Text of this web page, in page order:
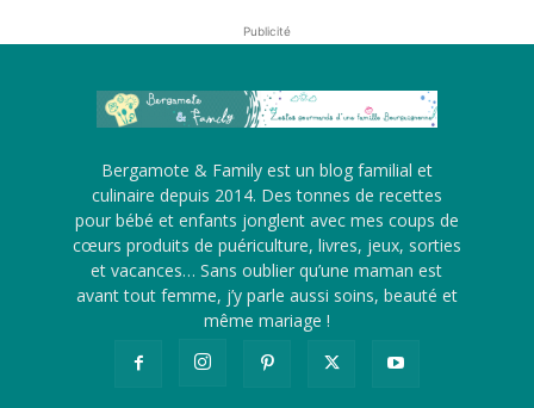
Publicité
Bergamote & Family est un blog familial et
culinaire depuis 2014. Des tonnes de recettes
pour bébé et enfants jonglent avec mes coups de
cœurs produits de puériculture, livres, jeux, sorties
et vacances… Sans oublier qu’une maman est
avant tout femme, j’y parle aussi soins, beauté et
même mariage !